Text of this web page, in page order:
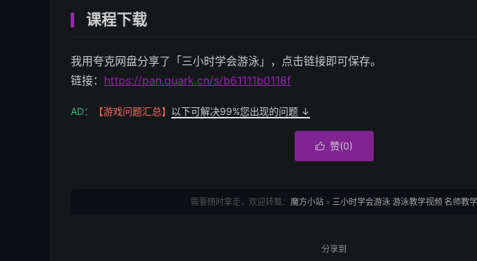
课程下载
我用夸克网盘分享了「三小时学会游泳」，点击链接即可保存。
链接： https://pan.quark.cn/s/b61111b0118f
AD： 【游戏问题汇总】 以下可解决99%您出现的问题 ↓
 赞(0)
需要随时拿走，欢迎转载： 魔方小站 » 三小时学会游泳 游泳教学视频 名师教学
分享到